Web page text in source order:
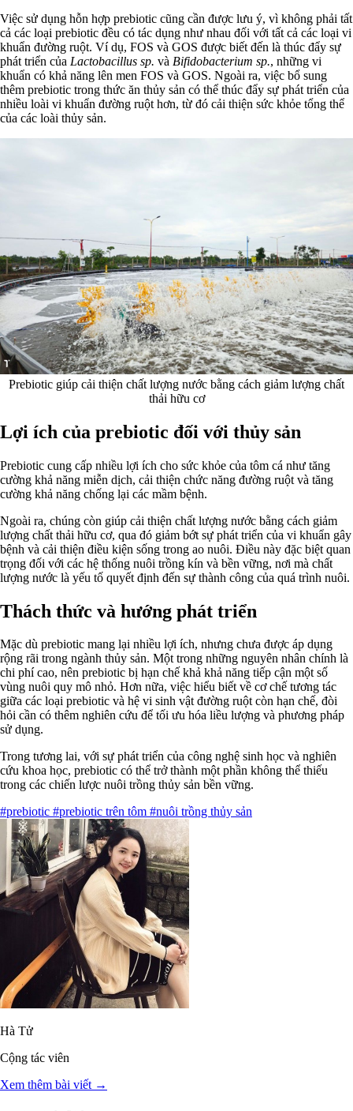
Việc sử dụng hỗn hợp prebiotic cũng cần được lưu ý, vì không phải tất
cả các loại prebiotic đều có tác dụng như nhau đối với tất cả các loại vi
khuẩn đường ruột. Ví dụ, FOS và GOS được biết đến là thúc đẩy sự
phát triển của Lactobacillus sp. và Bifidobacterium sp., những vi
khuẩn có khả năng lên men FOS và GOS. Ngoài ra, việc bổ sung
thêm prebiotic trong thức ăn thủy sản có thể thúc đẩy sự phát triển của
nhiều loài vi khuẩn đường ruột hơn, từ đó cải thiện sức khỏe tổng thể
của các loài thủy sản.
Prebiotic giúp cải thiện chất lượng nước bằng cách giảm lượng chất
thải hữu cơ
Lợi ích của prebiotic đối với thủy sản
Prebiotic cung cấp nhiều lợi ích cho sức khỏe của tôm cá như tăng
cường khả năng miễn dịch, cải thiện chức năng đường ruột và tăng
cường khả năng chống lại các mầm bệnh.
Ngoài ra, chúng còn giúp cải thiện chất lượng nước bằng cách giảm
lượng chất thải hữu cơ, qua đó giảm bớt sự phát triển của vi khuẩn gây
bệnh và cải thiện điều kiện sống trong ao nuôi. Điều này đặc biệt quan
trọng đối với các hệ thống nuôi trồng kín và bền vững, nơi mà chất
lượng nước là yếu tố quyết định đến sự thành công của quá trình nuôi.
Thách thức và hướng phát triển
Mặc dù prebiotic mang lại nhiều lợi ích, nhưng chưa được áp dụng
rộng rãi trong ngành thủy sản. Một trong những nguyên nhân chính là
chi phí cao, nên prebiotic bị hạn chế khả khả năng tiếp cận một số
vùng nuôi quy mô nhỏ. Hơn nữa, việc hiểu biết về cơ chế tương tác
giữa các loại prebiotic và hệ vi sinh vật đường ruột còn hạn chế, đòi
hỏi cần có thêm nghiên cứu để tối ưu hóa liều lượng và phương pháp
sử dụng.
Trong tương lai, với sự phát triển của công nghệ sinh học và nghiên
cứu khoa học, prebiotic có thể trở thành một phần không thể thiếu
trong các chiến lược nuôi trồng thủy sản bền vững.
#prebiotic #prebiotic trên tôm #nuôi trồng thủy sản
Hà Tử
Cộng tác viên
Xem thêm bài viết →